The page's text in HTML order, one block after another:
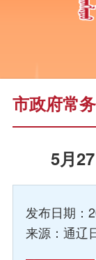
市政府常
5月
发布日期：
来源：通辽